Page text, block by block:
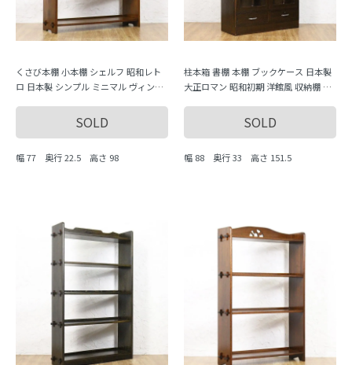
くさび本棚 小本棚 シェルフ 昭和レト
ロ 日本製 シンプル ミニマル ヴィンテ
SOLD
幅 77 奥行 22.5 高さ 98
柱本箱 書棚 本棚 ブックケース 日本製
大正ロマン 昭和初期 洋館風 収納棚 キ
SOLD
幅 88 奥行 33 高さ 151.5